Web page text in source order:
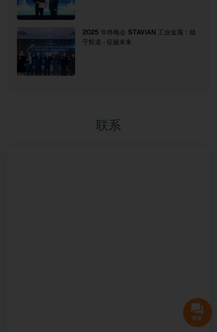
2025 年终晚会 STAVIAN 工业金属：稳
守航道 · 征服未来
联系
联系